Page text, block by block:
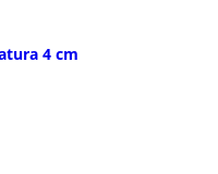
4 cm